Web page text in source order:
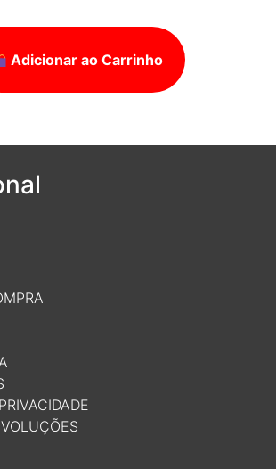
Adicionar ao Carrinho